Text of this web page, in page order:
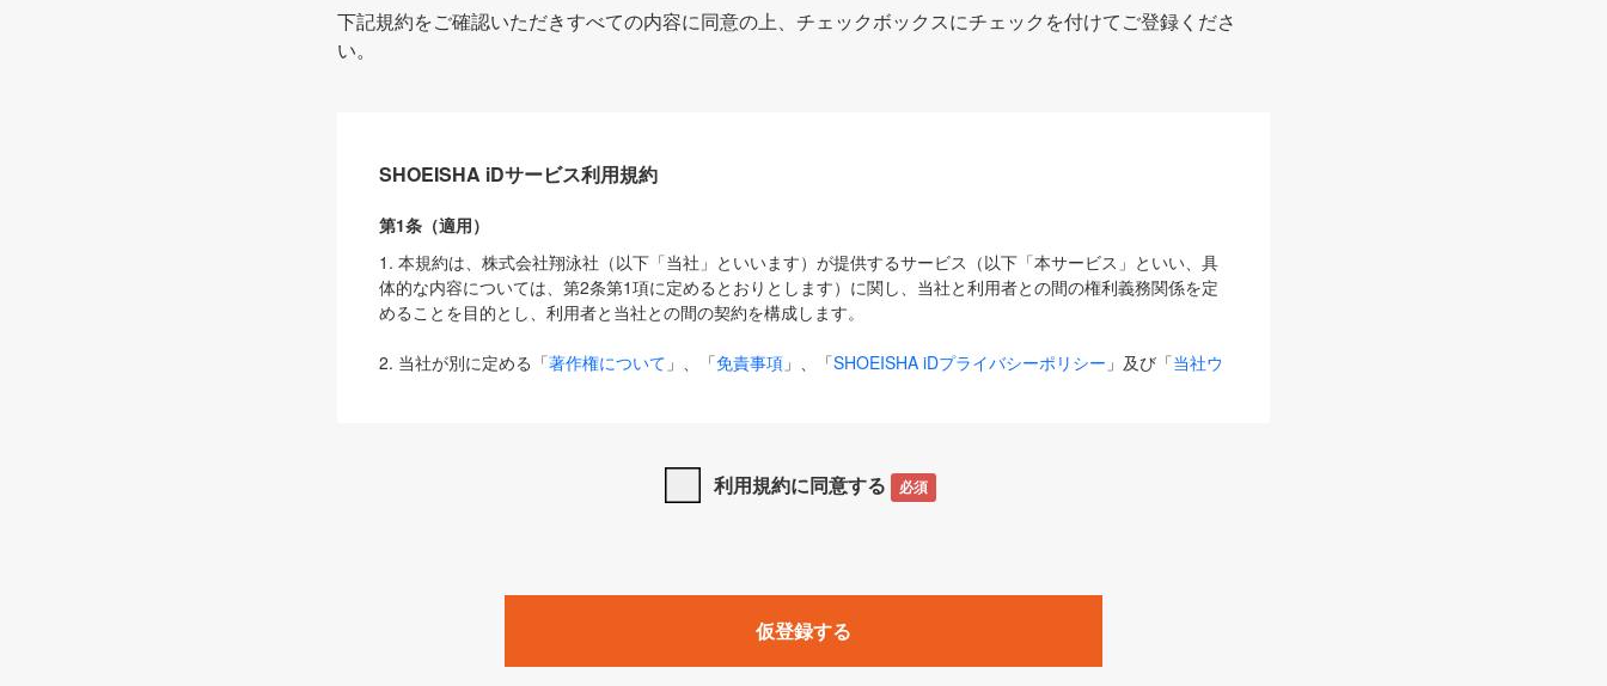
下記規約をご確認いただきすべての内容に同意の上、チェックボックスにチェックを付けてご登録くださ
い。
SHOEISHA iDサービス利用規約
第1条（適用）
1. 本規約は、株式会社翔泳社（以下「当社」といいます）が提供するサービス（以下「本サービス」といい、具
体的な内容については、第2条第1項に定めるとおりとします）に関し、当社と利用者との間の権利義務関係を定
めることを目的とし、利用者と当社との間の契約を構成します。
2. 当社が別に定める「著作権について 」、「免責事項 」、「SHOEISHA iDプライバシーポリシー 」及び「当社ウ
は、本規約の規定が優先して適用されるものとします。
1. 「本サービス」とは、当社が提供する以下のサービス（名称や内容が変更された場合、変更後のサービスを含
みます）及びこれらサービスに関連して当社が実施するイベントやキャンペーンをいいます。
「SEBook」「SEShop」「CodeZine」「MarkeZine」「EnterpriseZine」「ECzine」「Biz/Zine」「HRzine」
利用規約に同意する 必須
仮登録する